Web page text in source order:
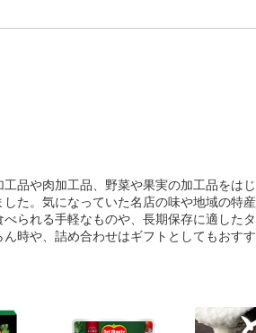
品や肉加工品、野菜や果実の加工品をは
た。気になっていた名店の味や地域の特
られる手軽なものや、長期保存に適した
時や、詰め合わせはギフトとしてもおす